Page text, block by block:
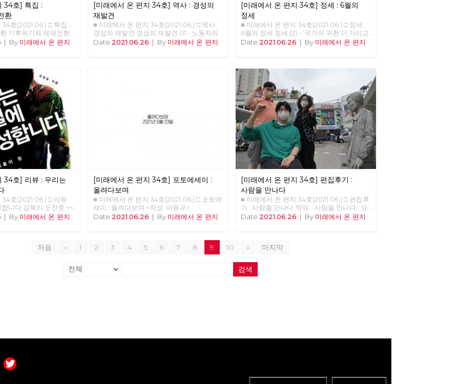
23회의 출사에 13개월이
산악마라톤 또는 트레
면 하루 만에 완주할 수
경계사진은 서울둘레
주변의 문화와 역사까
이 때문에 실제로는 더
나 도봉산 구간에서는 오
, 이재유 그리고 전태일
다. 5월 말에 출발한 경계
않아 여름을 맞이했다.
나루에서 한강을 건너
하기 위해 북한산의 숲
변경했다. 가을까지 북
겨울 다시 광나루에서 한
거셌던 2021년 1월, 중대
을 요구하며 국회 앞에
가던 무렵에는 여의도 샛
의 경계, 국회의사당 주
실 경계사진의 목표는
치적 경계를 확인하고
이었으니, 국회 담장이
넘어야 할 가장 멀고
산에서 진달래꽃과 함
양천과 한강을 건너고
들어섰다. 그리고 6월
보낸 셈이다. 지역 주민
관광수익을 위해서건
이어가야 할 부분이다.
생의 탄생일 다음 날인
제정과 개정, 당의 조직진로나 주요정책 및
사업방향에 관한 결정 등을 합니다. 이날 선
출된 10명의 당대회 준비위원들은 당대회에
서 함께 논의하고 결정할 안건을 준비하고,
전국순회토론회 및 본행사를 기획합니다. 현
재 예정대로라면 2021년 정기당대회는 9월 11
이 되자면, 당원들의 많은 관심과 참여가 필
요합니다. 같은 날, 전국위원회는 22년 대선
과 지선에 대한 노동당의 기본방침도 채택했
습니다. 중장기적 정세와 함께 당의 성장을
고려하면서, 사회주의 정치운동을 전국적으
로 확장, 지역조직을 재건하고 지역정치를 강
화한다는 목표 아래 4대 기본방침을 채택했
습니다. 첫째, 2024년 총선까지 고려하여
2022년 대선과 지선을 전략적으로 배치, 공
약과 후보를 준비한다. 둘째, 사회주의 좌파
공동대응을 추진하며, 대선의 경우 원탁회의
를 통해 긍정적 논의결과를 끌어내며, 제진보
좌파 세력과 연대를 모색한다. 셋째, 모든 광
역당부에서 지방선거 출마를 준비하고, 그 결
과로 지방의회에 재입성한다. 넷째, 세부적인
계획은 선거기획단에서 준비하고, 전국위원
회에 제출한다. 당대회 준비가 시작되고 선
거 대응이 시작되면서, 기관지 [미래에서 온
편지]의 역할도 커질 듯합니다. 하지만 마다
다는, 작게나마 느리게나마 우리의 길을 내는
것이 미래를 현실에서 실천하는 올바른 삶인
를 모아 보냅니다. 당신의 동행을 청합니다.
[미래에서 온 편지] 편집위원회
34호] 특집 :
환
호(2021.06.) □ 특집 :
기후위기와 체제전환
1.5도 티핑포인트 '1.5
화가 더욱 크게 일어날
만 년 전부터 기후 변화
균 8~10도 정도다. 기온
, 높을 때는 간빙기라 하
다도 온도가 높다. 온도
변화의 속도다. 몇만 년
제가 없다. 그러나 산업
안 1도가 변했다는 것은
격이다. 10만 년 전부터
살았다. 현생인류는 우
신체구조를 가지고 있다.
것은 머리가 나빠서가
부터 기온이 올라가면서
유지되고 있다. 몇 가
빙하가 녹고 해수면이
대륙 모양이 생겨났다.
옥한 땅, 이를테면 삼각
생활의 시작을 추동한
는 지금을 신생대 제4기
자들이 있다. 미국 사막
최초로 이루어진 날이다.
| By 미래에서 온 편지
[미래에서 온 편지 34호] 역사 : 경성의
재발견
■ 미래에서 온 편지 34호(2021.06.) □ 역사 :
경성의 재발견 경성의 재발견 01 - 노동자의
도시, 경성 현린 복고가 대세라고 합니다. [써
나 사진 스튜디오를 벗어나 골목으로, 일상으
로 쏟아져 나오고 있습니다. 그리고 이 복고
변화에 지쳐 있는 현대인들은, 이미 지나간
과거를 소비하며 안정감을 느낀답니다. 게다
가 복고 문화의 소비는 스마트폰으로 자신의
삶을 전시하는 것이 일상화된 시대에 필요한
특별한 배경과 소품을 마련해 줍니다. 100년
전 경성의 ‘모던보이’나 ‘모던걸’의 의상을 입
다. 가까운 과거로의 복고와 달리, 경성레트
로는 세대와 세대 사이가 아니라 해방을 경계
도 불구하고 대부분 일제로부터의 해방 이후
Date 2021.06.26 | By 미래에서 온 편지
[미래에서 온 편지 34호] 정세 : 6월의
정세
■ 미래에서 온 편지 34호(2021.06.) □ 정세 :
6월의 정세 정세 (2) - ‘국가의 귀환’이 가리고
있는 것들 김석정 2020년 시작과 함께 번지
이도록 만들기도 했다. 또한, 리오데자네이로
에서의 나비의 날갯짓이 만든 미국의 허리케
인과도 같은 의외의 변화를 일으키기도 했다.
아직도 미래에 대한 불확실성이 사라졌다고
할 수는 없지만, 분명 지난 일년 반 정도의 시
간 동안 바이러스 자체에 대한 지식은 늘어났
으며, 완전하다고 할 수는 없지만 예방백신과
치료제들이 만들어졌다. 또한, 어떤 방역체계
가 잘 작동하는지 아닌 지를 판별할 수 있는
경험들도 쌓이기 시작했다. 그와 함께, 이 바
이러스의 창궐이 우리의 삶에 어떤 변화를 가
져올까 하는 점에 대한 단초들도 보이기 시작
고자 한다. 국가가 돌아왔다. ‘돌아옴’, ‘귀
환’은 ‘사건’이다. 우리가 일하기 위해 집을 나
섰다가 그날의 일과 후에 돌아오는 일을 귀환
이라고 부르지 않듯이, 귀환에는 극적인 요소
가 개입한다. 만약, 그날의 일과 중에 붕괴된
다리를 건넜거나, 백화점에 들렀다가 왔거나
만큼, ‘국가’는 존재하였지만 부재하는 것처
처럼 보였으나, 이제는 국가의 존재를 느낄
수 있고, 그 행위를 볼 수 있다. 이 ‘돌아옴’을
추동한 ‘사건’은 물론 코로나19 바이러스의
이 일어나며 국가는 할 일이 많아져, 요즘말
Date 2021.06.26 | By 미래에서 온 편지
34호] 리뷰 : 우리는
호(2021.06.) □ 리뷰 :
니다 김혜리 오찬호 <<
니다>> (개마고원,
지이 모임에서 <우리는
원인 박수영 동지와 나눈
나서 가장 기억에 남은
을까? 읽기 전에 어떤
‘급’을 나누고, 서로가
정규직과 비정규직, 인서
| By 미래에서 온 편지
[미래에서 온 편지 34호] 포토에세이 :
올려다보며
■ 미래에서 온 편지 34호(2021.06.) □ 포토에
세이 : 올려다보며 <작성: 이용규>
Date 2021.06.26 | By 미래에서 온 편지
[미래에서 온 편지 34호] 편집후기 :
사람을 만나다
■ 미래에서 온 편지 34호(2021.06.) □ 편집후
기 : 사람을 만나다 적야 사람을 만나다. 당
원을 만난다. “저는 노동당 당원 000입니
고 만나는 과정에서 노동당에 다양한 활동가
청소년청년위원회를 준비하고 있는 정로빈
당원을 만났다. 작년 중대재해기업처벌법 제
소리를 인터뷰에 담았다.
Date 2021.06.26 | By 미래에서 온 편지
처음 « 1 2 3 4 5 6 7 8 9 10 » 마지막
검색